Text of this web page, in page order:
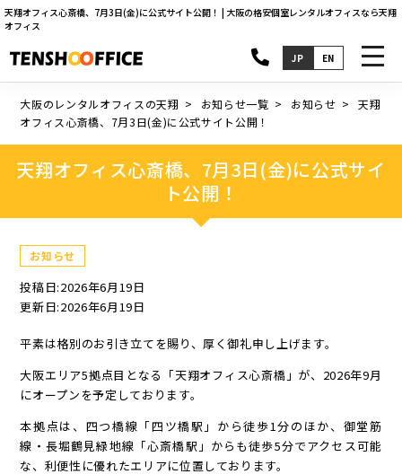
天翔オフィス心斎橋、7月3日(金)に公式サイト公開！ | 大阪の格安個室レンタルオフィスなら天翔
オフィス
JP EN
大阪のレンタルオフィスの天翔 お知らせ一覧 お知らせ
天翔
オフィス心斎橋、7月3日(金)に公式サイト公開！
天翔オフィス心斎橋、7月3日(金)に公式サイ
ト公開！
お知らせ
投稿日:2026年6月19日
更新日:2026年6月19日
平素は格別のお引き立てを賜り、厚く御礼申し上げます。
大阪エリア5拠点目となる「天翔オフィス心斎橋」が、2026年9月
にオープンを予定しております。
本拠点は、四つ橋線「四ツ橋駅」から徒歩1分のほか、御堂筋
線・長堀鶴見緑地線「心斎橋駅」からも徒歩5分でアクセス可能
な、利便性に優れたエリアに位置しております。